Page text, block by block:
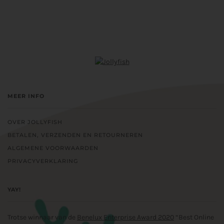
MEER INFO
OVER JOLLYFISH
BETALEN, VERZENDEN EN RETOURNEREN
ALGEMENE VOORWAARDEN
PRIVACYVERKLARING
YAY!
Trotse winnaar van de Benelux Enterprise Award 2020 “Best Online